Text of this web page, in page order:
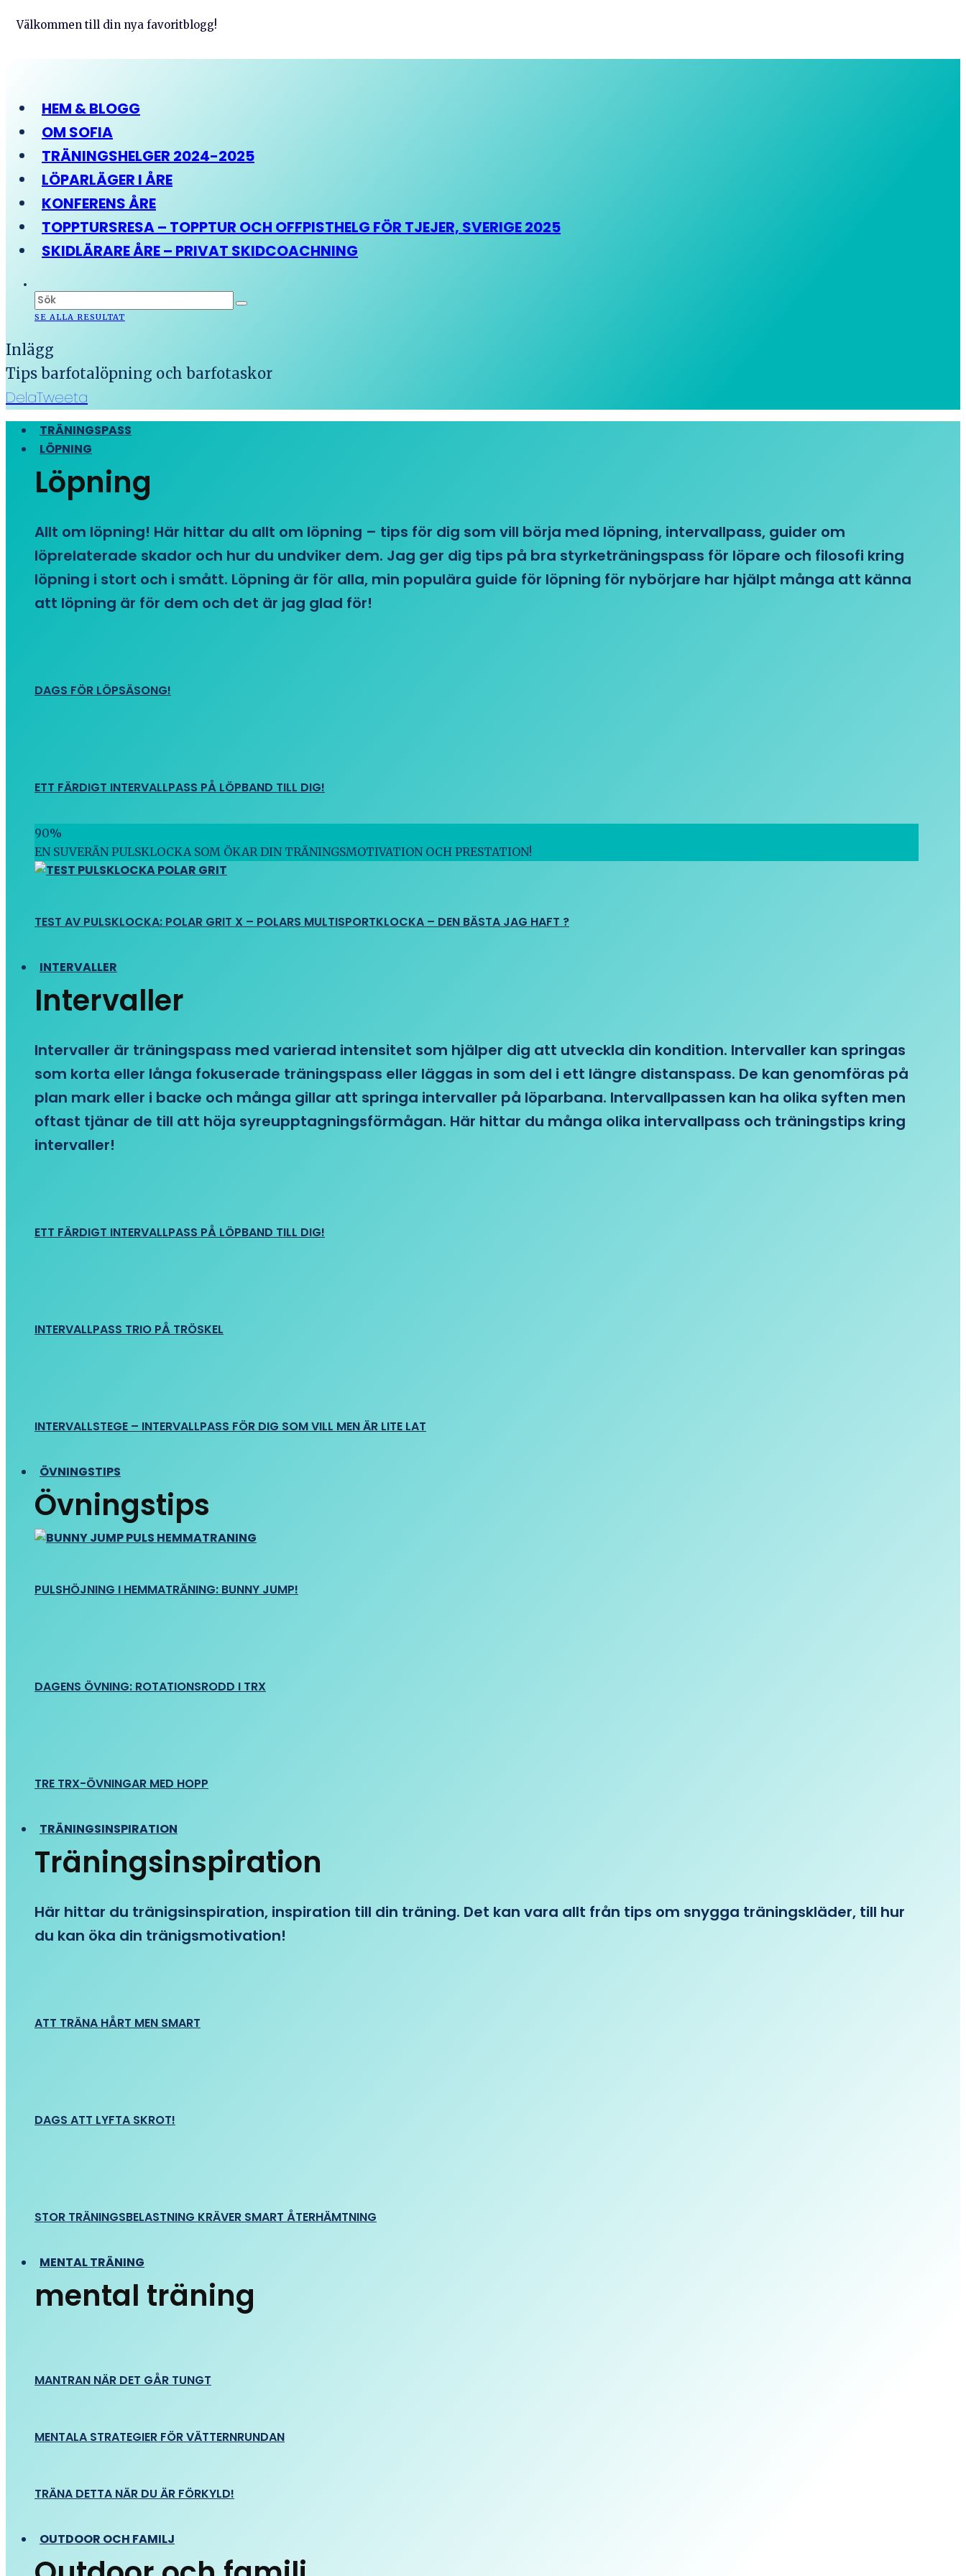
Välkommen till din nya favoritblogg!
HEM & BLOGG
OM SOFIA
TRÄNINGSHELGER 2024-2025
LÖPARLÄGER I ÅRE
KONFERENS ÅRE
TOPPTURSRESA – TOPPTUR OCH OFFPISTHELG FÖR TJEJER, SVERIGE 2025
SKIDLÄRARE ÅRE – PRIVAT SKIDCOACHNING
SE ALLA RESULTAT
Inlägg
Tips barfotalöpning och barfotaskor
DelaTweeta
TRÄNINGSPASS
LÖPNING
Löpning
Allt om löpning! Här hittar du allt om löpning – tips för dig som vill börja med löpning, intervallpass, guider om
löprelaterade skador och hur du undviker dem. Jag ger dig tips på bra styrketräningspass för löpare och filosofi kring
löpning i stort och i smått. Löpning är för alla, min populära guide för löpning för nybörjare har hjälpt många att känna
att löpning är för dem och det är jag glad för!
DAGS FÖR LÖPSÄSONG!
ETT FÄRDIGT INTERVALLPASS PÅ LÖPBAND TILL DIG!
90%
EN SUVERÄN PULSKLOCKA SOM ÖKAR DIN TRÄNINGSMOTIVATION OCH PRESTATION!
TEST AV PULSKLOCKA: POLAR GRIT X – POLARS MULTISPORTKLOCKA – DEN BÄSTA JAG HAFT ?
INTERVALLER
Intervaller
Intervaller är träningspass med varierad intensitet som hjälper dig att utveckla din kondition. Intervaller kan springas
som korta eller långa fokuserade träningspass eller läggas in som del i ett längre distanspass. De kan genomföras på
plan mark eller i backe och många gillar att springa intervaller på löparbana. Intervallpassen kan ha olika syften men
oftast tjänar de till att höja syreupptagningsförmågan. Här hittar du många olika intervallpass och träningstips kring
intervaller!
ETT FÄRDIGT INTERVALLPASS PÅ LÖPBAND TILL DIG!
INTERVALLPASS TRIO PÅ TRÖSKEL
INTERVALLSTEGE – INTERVALLPASS FÖR DIG SOM VILL MEN ÄR LITE LAT
ÖVNINGSTIPS
Övningstips
PULSHÖJNING I HEMMATRÄNING: BUNNY JUMP!
DAGENS ÖVNING: ROTATIONSRODD I TRX
TRE TRX-ÖVNINGAR MED HOPP
TRÄNINGSINSPIRATION
Träningsinspiration
Här hittar du tränigsinspiration, inspiration till din träning. Det kan vara allt från tips om snygga träningskläder, till hur
du kan öka din tränigsmotivation!
ATT TRÄNA HÅRT MEN SMART
DAGS ATT LYFTA SKROT!
STOR TRÄNINGSBELASTNING KRÄVER SMART ÅTERHÄMTNING
MENTAL TRÄNING
mental träning
MANTRAN NÄR DET GÅR TUNGT
MENTALA STRATEGIER FÖR VÄTTERNRUNDAN
TRÄNA DETTA NÄR DU ÄR FÖRKYLD!
OUTDOOR OCH FAMILJ